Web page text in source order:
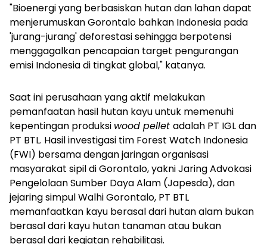
"Bioenergi yang berbasiskan hutan dan lahan dapat
menjerumuskan Gorontalo bahkan Indonesia pada
'jurang-jurang' deforestasi sehingga berpotensi
menggagalkan pencapaian target pengurangan
emisi Indonesia di tingkat global," katanya.
Saat ini perusahaan yang aktif melakukan
pemanfaatan hasil hutan kayu untuk memenuhi
kepentingan produksi wood pellet adalah PT IGL dan
PT BTL. Hasil investigasi tim Forest Watch Indonesia
(FWI) bersama dengan jaringan organisasi
masyarakat sipil di Gorontalo, yakni Jaring Advokasi
Pengelolaan Sumber Daya Alam (Japesda), dan
jejaring simpul Walhi Gorontalo, PT BTL
memanfaatkan kayu berasal dari hutan alam bukan
berasal dari kayu hutan tanaman atau bukan
berasal dari kegiatan rehabilitasi.